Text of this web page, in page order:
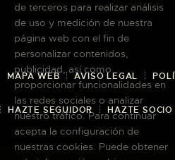
MAPA WEB AVISO LEGAL
HAZTE SEGUIDOR HAZTE
de terceros para realizar análisis
de uso y medición de nuestra
página web con el fin de
personalizar contenidos,
publicidad, así como
proporcionar funcionalidades en
las redes sociales o analizar
nuestro tráfico. Para continuar
acepta la configuración de
nuestras cookies. Puede obtener